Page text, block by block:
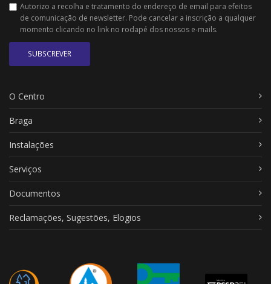
Autorizo a recolha e tratamento do endereço de email para efeitos
de comunicação de newsletter. Pode cancelar a inscrição a qualquer
momento clicando no link no rodapé dos nossos e-mails.
SUBSCREVER
O Centro
Braga
Instalações
Serviços
Documentos
Reclamações, Sugestões, Elogios